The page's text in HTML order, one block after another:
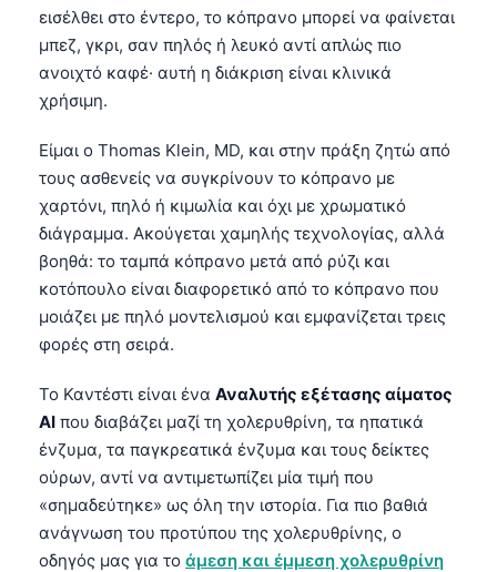
εισέλθει στο έντερο, το κόπρανο μπορεί να φαίνεται
μπεζ, γκρι, σαν πηλός ή λευκό αντί απλώς πιο
ανοιχτό καφέ· αυτή η διάκριση είναι κλινικά
χρήσιμη.
Είμαι ο Thomas Klein, MD, και στην πράξη ζητώ από
τους ασθενείς να συγκρίνουν το κόπρανο με
χαρτόνι, πηλό ή κιμωλία και όχι με χρωματικό
διάγραμμα. Ακούγεται χαμηλής τεχνολογίας, αλλά
βοηθά: το ταμπά κόπρανο μετά από ρύζι και
κοτόπουλο είναι διαφορετικό από το κόπρανο που
μοιάζει με πηλό μοντελισμού και εμφανίζεται τρεις
φορές στη σειρά.
Το Καντέστι είναι ένα Αναλυτής εξέτασης αίματος
AI που διαβάζει μαζί τη χολερυθρίνη, τα ηπατικά
ένζυμα, τα παγκρεατικά ένζυμα και τους δείκτες
ούρων, αντί να αντιμετωπίζει μία τιμή που
«σημαδεύτηκε» ως όλη την ιστορία. Για πιο βαθιά
ανάγνωση του προτύπου της χολερυθρίνης, ο
οδηγός μας για το άμεση και έμμεση χολερυθρίνη